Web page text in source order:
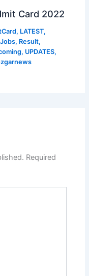
Card 2022
, LATEST,
, Result,
, UPDATES,
Required